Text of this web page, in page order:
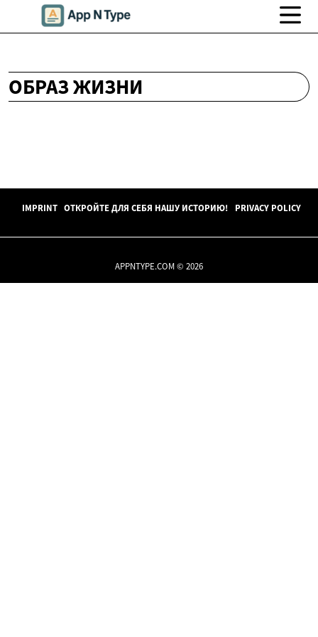
ОБРАЗ ЖИЗНИ
IMPRINT ОТКРОЙТЕ ДЛЯ СЕБЯ НАШУ ИСТОРИЮ! PRIVACY POLICY
APPNTYPE.COM © 2026